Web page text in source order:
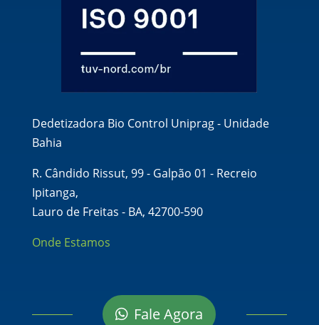
Dedetizadora Bio Control Uniprag - Unidade
Bahia
R. Cândido Rissut, 99 - Galpão 01 - Recreio
Ipitanga,
Lauro de Freitas - BA, 42700-590
Onde Estamos
Fale Agora